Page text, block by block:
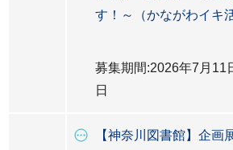
す！～（かながわイキ
募集期間:2026年7月11
日
【神奈川図書館】企画